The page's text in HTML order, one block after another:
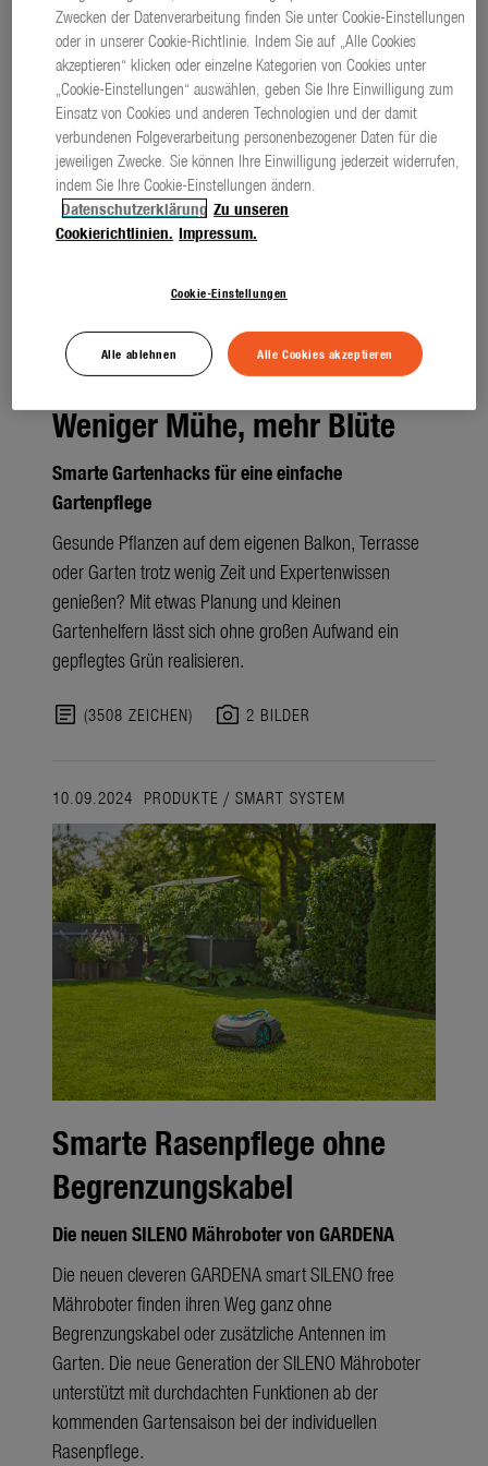
Weniger Mühe, mehr Blüte
Smarte Gartenhacks für eine einfache
Gartenpflege
Gesunde Pflanzen auf dem eigenen Balkon, Terrasse
oder Garten trotz wenig Zeit und Expertenwissen
genießen? Mit etwas Planung und kleinen
Gartenhelfern lässt sich ohne großen Aufwand ein
gepflegtes Grün realisieren.
article (3508 ZEICHEN) photo_camera 2 BILDER
10.09.2024 PRODUKTE / SMART SYSTEM
Smarte Rasenpflege ohne
Begrenzungskabel
Die neuen SILENO Mähroboter von GARDENA
Die neuen cleveren GARDENA smart SILENO free
Mähroboter finden ihren Weg ganz ohne
Begrenzungskabel oder zusätzliche Antennen im
Garten. Die neue Generation der SILENO Mähroboter
unterstützt mit durchdachten Funktionen ab der
kommenden Gartensaison bei der individuellen
Rasenpflege.
Zwecken der Datenverarbeitung finden Sie unter Cookie-Einstellungen
oder in unserer Cookie-Richtlinie. Indem Sie auf „Alle Cookies
akzeptieren“ klicken oder einzelne Kategorien von Cookies unter
„Cookie-Einstellungen“ auswählen, geben Sie Ihre Einwilligung zum
Einsatz von Cookies und anderen Technologien und der damit
verbundenen Folgeverarbeitung personenbezogener Daten für die
jeweiligen Zwecke. Sie können Ihre Einwilligung jederzeit widerrufen,
indem Sie Ihre Cookie-Einstellungen ändern.
Datenschutzerklärung Zu unseren
Cookierichtlinien. Impressum.
Cookie-Einstellungen
Alle ablehnen Alle Cookies akzeptieren